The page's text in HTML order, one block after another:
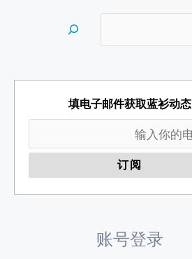
填电子邮件获取蓝衫动态
账号登录